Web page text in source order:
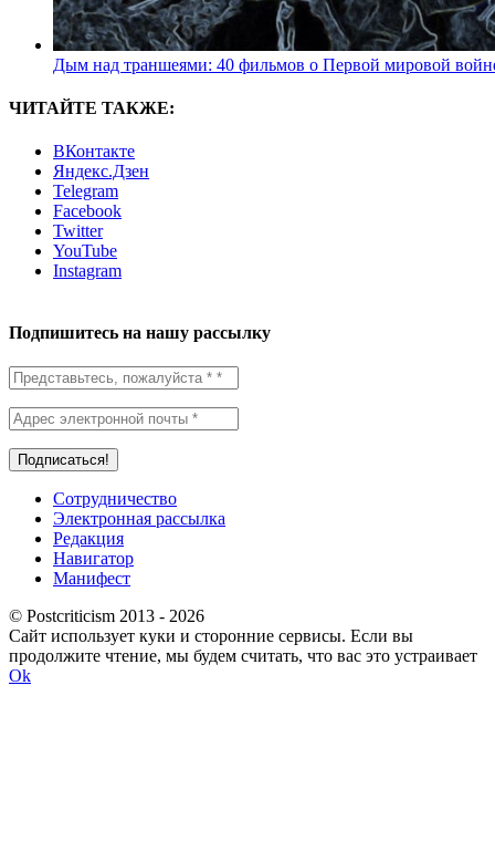
Дым над траншеями: 40 фильмов о Первой мировой
ЧИТАЙТЕ ТАКЖЕ:
ВКонтакте
Яндекс.Дзен
Telegram
Facebook
Twitter
YouTube
Instagram
Подпишитесь на нашу рассылку
Сотрудничество
Электронная рассылка
Редакция
Навигатор
Манифест
© Postcriticism 2013 - 2026
Сайт использует куки и сторонние сервисы. Если вы
продолжите чтение, мы будем считать, что вас это устраивает
Ok